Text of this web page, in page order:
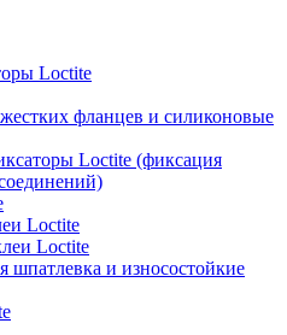
Loctite
фланцев и силиконовые
Loctite (фиксация
Loctite
Loctite
шпатлевка и износостойкие